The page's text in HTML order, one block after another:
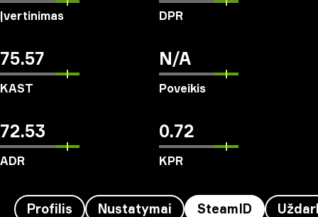
Įvertinimas DPR
75.57
KAST
N/A
Poveikis
72.53
ADR
0.72
KPR
Profilis Nustatymai SteamID